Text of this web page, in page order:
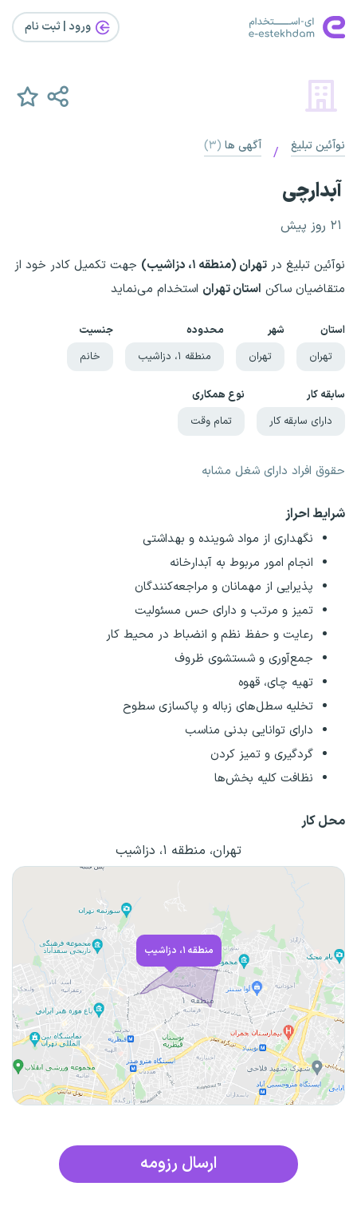
ورود | ثبت‌ نام
نوآئین تبلیغ / آگهی ها (۳)
آبدارچی
۲۱ روز پیش
نوآئین تبلیغ در تهران (منطقه ۱، دزاشیب)
جهت تکمیل کادر خود از
متقاضیان ساکن استان تهران استخدام می‌نماید
استان
تهران
شهر
تهران
محدوده
منطقه ۱، دزاشیب
جنسیت
خانم
سابقه کار
دارای سابقه کار
نوع همکاری
تمام وقت
حقوق افراد دارای شغل مشابه
شرایط احراز
نگهداری از مواد شوینده و بهداشتی
انجام امور مربوط به آبدارخانه
پذیرایی از مهمانان و مراجعه‌کنندگان
تمیز و مرتب و دارای حس مسئولیت
رعایت و حفظ نظم و انضباط در محیط کار
جمع‌آوری و شستشوی ظروف
تهیه چای، قهوه
تخلیه سطل‌های زباله و پاکسازی سطوح
دارای توانایی بدنی مناسب
گردگیری و تمیز کردن
نظافت کلیه بخش‌ها
محل کار
تهران، منطقه ۱، دزاشیب
منطقه ۱، دزاشیب
ارسال رزومه